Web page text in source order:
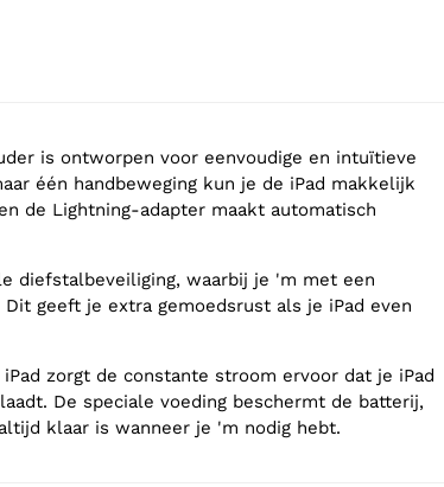
is ontworpen voor eenvoudige en intuïtieve
één handbeweging kun je de iPad makkelijk
de Lightning-adapter maakt automatisch
diefstalbeveiliging, waarbij je 'm met een
geeft je extra gemoedsrust als je iPad even
zorgt de constante stroom ervoor dat je iPad
De speciale voeding beschermt de batterij,
klaar is wanneer je 'm nodig hebt.